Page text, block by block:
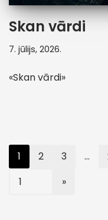
Skan vārdi
7. jūlijs, 2026.
«Skan vārdi»
1 2 3 …